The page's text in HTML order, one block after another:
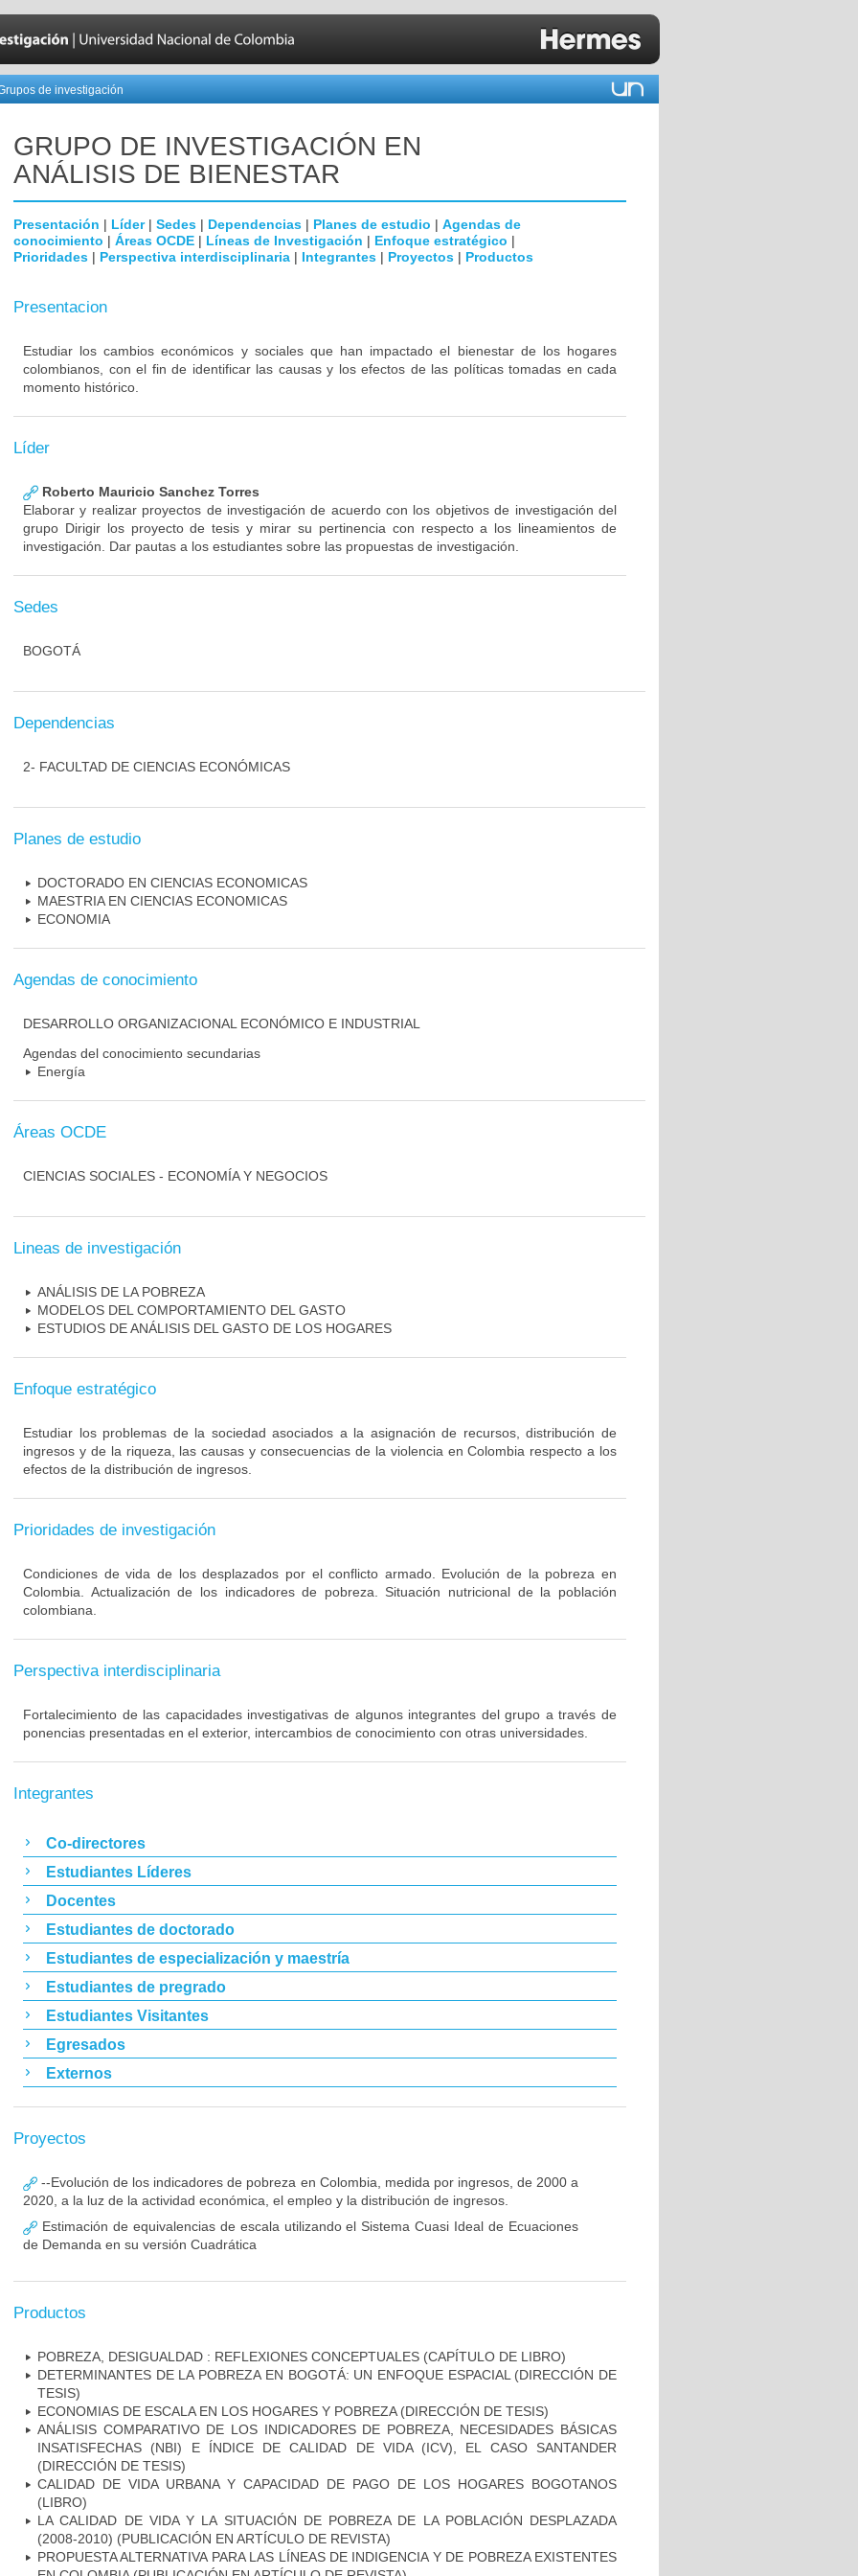
de investigación
GRUPO DE INVESTIGACIÓN EN
ANÁLISIS DE BIENESTAR
Presentación | Líder| Sedes | Dependencias | Planes de estudio | Agendas de
conocimiento | Áreas OCDE | Líneas de Investigación | Enfoque estratégico |
Prioridades | Perspectiva interdisciplinaria | Integrantes | Proyectos | Productos
Presentacion
Estudiar los cambios económicos y sociales que han impactado el bienestar de los hogares
colombianos, con el fin de identificar las causas y los efectos de las políticas tomadas en cada
momento histórico.
Líder
Roberto Mauricio Sanchez Torres
Elaborar y realizar proyectos de investigación de acuerdo con los objetivos de investigación del
grupo Dirigir los proyecto de tesis y mirar su pertinencia con respecto a los lineamientos de
investigación. Dar pautas a los estudiantes sobre las propuestas de investigación.
Sedes
BOGOTÁ
Dependencias
2- FACULTAD DE CIENCIAS ECONÓMICAS
Planes de estudio
DOCTORADO EN CIENCIAS ECONOMICAS
MAESTRIA EN CIENCIAS ECONOMICAS
ECONOMIA
Agendas de conocimiento
DESARROLLO ORGANIZACIONAL ECONÓMICO E INDUSTRIAL
Agendas del conocimiento secundarias
Energía
Áreas OCDE
CIENCIAS SOCIALES - ECONOMÍA Y NEGOCIOS
Lineas de investigación
ANÁLISIS DE LA POBREZA
MODELOS DEL COMPORTAMIENTO DEL GASTO
ESTUDIOS DE ANÁLISIS DEL GASTO DE LOS HOGARES
Enfoque estratégico
Estudiar los problemas de la sociedad asociados a la asignación de recursos, distribución de
ingresos y de la riqueza, las causas y consecuencias de la violencia en Colombia respecto a los
efectos de la distribución de ingresos.
Prioridades de investigación
Condiciones de vida de los desplazados por el conflicto armado. Evolución de la pobreza en
Colombia. Actualización de los indicadores de pobreza. Situación nutricional de la población
colombiana.
Perspectiva interdisciplinaria
Fortalecimiento de las capacidades investigativas de algunos integrantes del grupo a través de
ponencias presentadas en el exterior, intercambios de conocimiento con otras universidades.
Integrantes
Co-directores
Estudiantes Líderes
Docentes
Estudiantes de doctorado
Estudiantes de especialización y maestría
Estudiantes de pregrado
Estudiantes Visitantes
Egresados
Externos
Proyectos
--Evolución de los indicadores de pobreza en Colombia, medida por ingresos, de 2000 a
2020, a la luz de la actividad económica, el empleo y la distribución de ingresos.
Estimación de equivalencias de escala utilizando el Sistema Cuasi Ideal de Ecuaciones
de Demanda en su versión Cuadrática
Productos
POBREZA, DESIGUALDAD : REFLEXIONES CONCEPTUALES (CAPÍTULO DE LIBRO)
DETERMINANTES DE LA POBREZA EN BOGOTÁ: UN ENFOQUE ESPACIAL (DIRECCIÓN DE
TESIS)
ECONOMIAS DE ESCALA EN LOS HOGARES Y POBREZA (DIRECCIÓN DE TESIS)
ANÁLISIS COMPARATIVO DE LOS INDICADORES DE POBREZA, NECESIDADES BÁSICAS
INSATISFECHAS (NBI) E ÍNDICE DE CALIDAD DE VIDA (ICV), EL CASO SANTANDER
(DIRECCIÓN DE TESIS)
CALIDAD DE VIDA URBANA Y CAPACIDAD DE PAGO DE LOS HOGARES BOGOTANOS
(LIBRO)
LA CALIDAD DE VIDA Y LA SITUACIÓN DE POBREZA DE LA POBLACIÓN DESPLAZADA
(2008-2010) (PUBLICACIÓN EN ARTÍCULO DE REVISTA)
PROPUESTA ALTERNATIVA PARA LAS LÍNEAS DE INDIGENCIA Y DE POBREZA EXISTENTES